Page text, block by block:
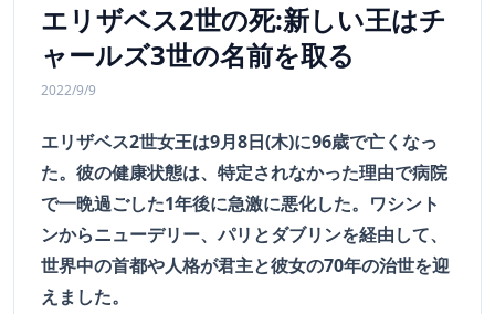
エリザベス2世の死:新しい王はチ
ャールズ3世の名前を取る
2022/9/9
エリザベス2世女王は9月8日(木)に96歳で亡くなっ
た。彼の健康状態は、特定されなかった理由で病院
で一晩過ごした1年後に急激に悪化した。ワシント
ンからニューデリー、パリとダブリンを経由して、
世界中の首都や人格が君主と彼女の70年の治世を迎
えました。